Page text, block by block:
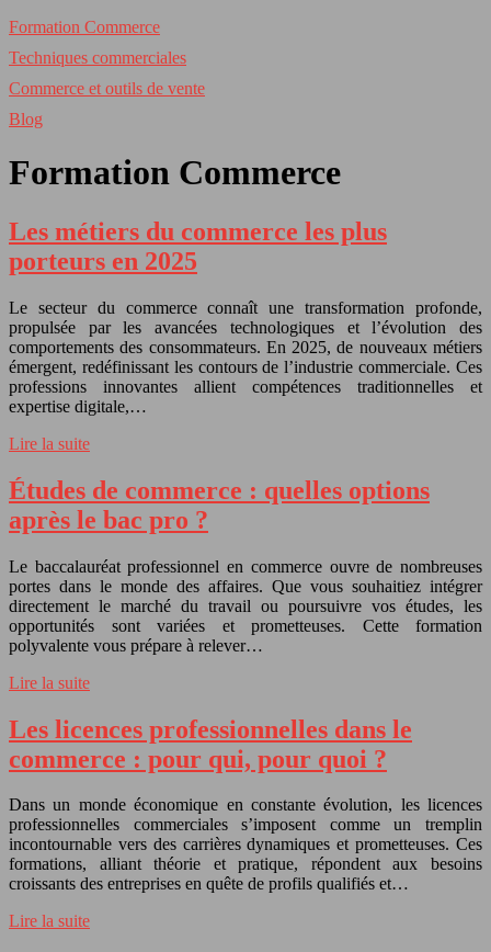
Formation Commerce
Techniques commerciales
Commerce et outils de vente
Blog
Formation Commerce
Les métiers du commerce les plus
porteurs en 2025
Le secteur du commerce connaît une transformation profonde,
propulsée par les avancées technologiques et l’évolution des
comportements des consommateurs. En 2025, de nouveaux métiers
émergent, redéfinissant les contours de l’industrie commerciale. Ces
professions innovantes allient compétences traditionnelles et
expertise digitale,…
Lire la suite
Études de commerce : quelles options
après le bac pro ?
Le baccalauréat professionnel en commerce ouvre de nombreuses
portes dans le monde des affaires. Que vous souhaitiez intégrer
directement le marché du travail ou poursuivre vos études, les
opportunités sont variées et prometteuses. Cette formation
polyvalente vous prépare à relever…
Lire la suite
Les licences professionnelles dans le
commerce : pour qui, pour quoi ?
Dans un monde économique en constante évolution, les licences
professionnelles commerciales s’imposent comme un tremplin
incontournable vers des carrières dynamiques et prometteuses. Ces
formations, alliant théorie et pratique, répondent aux besoins
croissants des entreprises en quête de profils qualifiés et…
Lire la suite